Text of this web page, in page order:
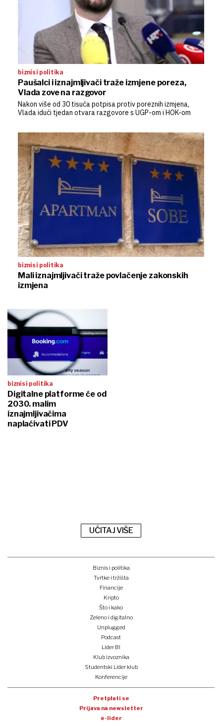
biznis i politika
Paušalci i iznajmljivači traže izmjene poreza,
Vlada zove na razgovor
Nakon više od 30 tisuća potpisa protiv poreznih izmjena,
Vlada idući tjedan otvara razgovore s UGP-om i HOK-om
biznis i politika
Mali iznajmljivači traže povlačenje zakonskih
izmjena
biznis i politika
Digitalne platforme će od
2030. malim
iznajmljivačima
naplaćivati PDV
UČITAJ VIŠE
Biznis i politika
Tvrtke i tržišta
Financije
Kripto
Što i kako
Zeleno i digitalno
Unplugged
Podcast
Lider BI
Klub izvoznika
Studentski Lider klub
Konferencije
Pretplati se
Prijava na newsletter
e-lider